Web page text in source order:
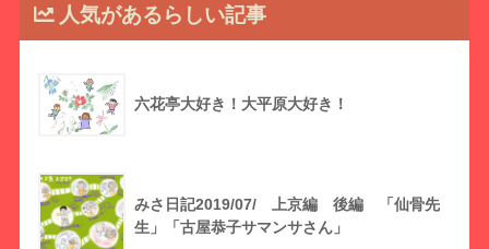
人気があるらしい記事
六花亭大好き！大平原大好き！
みさ日記2019/07/ 上京編 後編 「仙骨先
生」「古屋恭子サマンサさん」